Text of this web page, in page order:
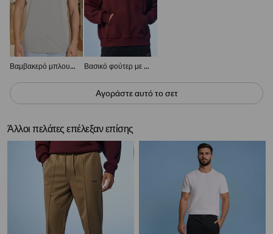
Βαμβακερό μπλουζάκι με κοντά μανίκια Βασικό φούτερ με κουκούλα
Αγοράστε αυτό το σετ
Άλλοι πελάτες επέλεξαν επίσης